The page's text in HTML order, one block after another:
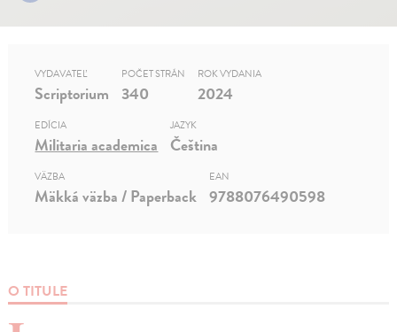
O TITULE
VYDAVATEĽ
Scriptorium
POČET STRÁN
340
ROK VYDANIA
2024
EDÍCIA
Militaria academica
JAZYK
Čeština
VÄZBA
Mäkká väzba / Paperback
EAN
9788076490598